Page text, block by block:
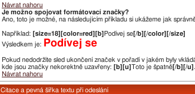
Návrat nahoru
Je možno spojovat formátovací značky?
Ano, toto je možné, na následujícím příkladu si ukážeme jak
Například: [size=18][color=red][b] Podívej se[/b][/color][/size]
Výsledkem je:
Podívej se
Pokud nedodržíte sled ukončení značek v pořadí v jakém byly
kde jsou značky nekorektně uzavřeny: [b][u]Toto je špatně[/b][/u] .
Návrat nahoru
Citace a pevná šířka textu při odeslání